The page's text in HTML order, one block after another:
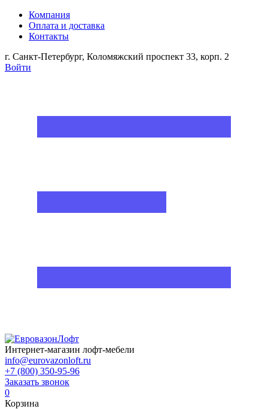
Компания
Оплата и доставка
Контакты
г. Санкт-Петербург, Коломяжский проспект 33, корп. 2
Войти
Интернет-магазин лофт-мебели
info@eurovazonloft.ru
+7 (800) 350-95-96
Заказать звонок
0
Корзина